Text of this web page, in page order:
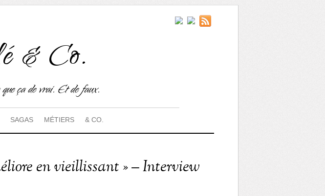
& Co.
ça de vrai. Et de faux.
SAGAS MÉTIERS & CO.
en vieillissant » – Interview